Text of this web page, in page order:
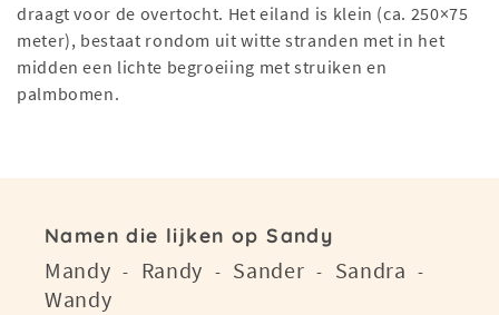
draagt voor de overtocht. Het eiland is klein (ca. 250×75
meter), bestaat rondom uit witte stranden met in het
midden een lichte begroeiing met struiken en
palmbomen.
Namen die lijken op Sandy
Mandy - Randy - Sander - Sandra -
Wandy